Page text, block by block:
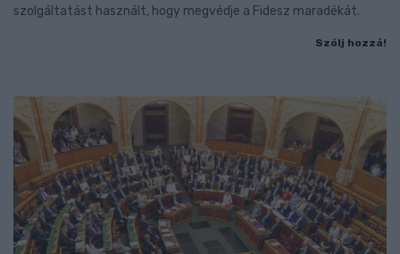
szolgáltatást használt, hogy megvédje a Fidesz maradékát.
Szólj hozzá!